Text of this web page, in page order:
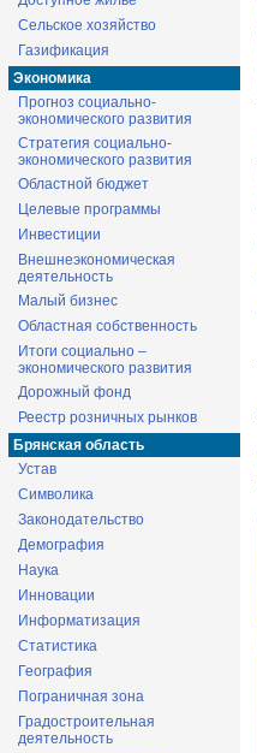
Сельское хозяйство
Газификация
Экономика
Прогноз социально-
экономического развития
Стратегия социально-
экономического развития
Областной бюджет
Целевые программы
Инвестиции
Внешнеэкономическая
деятельность
Малый бизнес
Областная собственность
Итоги социально –
экономического развития
Дорожный фонд
Реестр розничных рынков
Брянская область
Устав
Символика
Законодательство
Демография
Наука
Инновации
Информатизация
Статистика
География
Пограничная зона
Градостроительная
деятельность